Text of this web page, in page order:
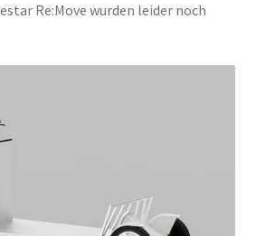
Re:Move wurden leider noch